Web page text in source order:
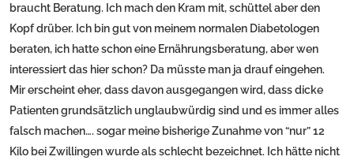
braucht Beratung. Ich mach den Kram mit, schüttel aber den
Kopf drüber. Ich bin gut von meinem normalen Diabetologen
beraten, ich hatte schon eine Ernährungsberatung, aber wen
interessiert das hier schon? Da müsste man ja drauf eingehen.
Mir erscheint eher, dass davon ausgegangen wird, dass dicke
Patienten grundsätzlich unglaubwürdig sind und es immer alles
falsch machen…. sogar meine bisherige Zunahme von “nur” 12
Kilo bei Zwillingen wurde als schlecht bezeichnet. Ich hätte nicht